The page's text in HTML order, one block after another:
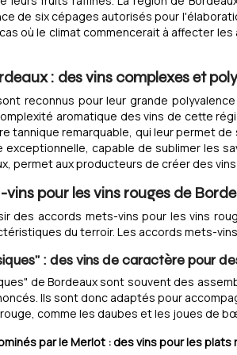
de six cépages autorisés pour
où le climat commencerait à affecter
: des vins complexes et
reconnus pour leur grande
aromatique des vins de cette
tannique remarquable, qui leur permet
exceptionnelle, capable de sublimer les
permet aux producteurs de créer des
pour les vins rouges de
des accords mets-vins pour les vins
du terroir. Les accords mets-
: des vins de caractère pour
de Bordeaux sont souvent des
Ils sont donc adaptés pour
comme les daubes et les joues de
par le Merlot : des vins pour les plats